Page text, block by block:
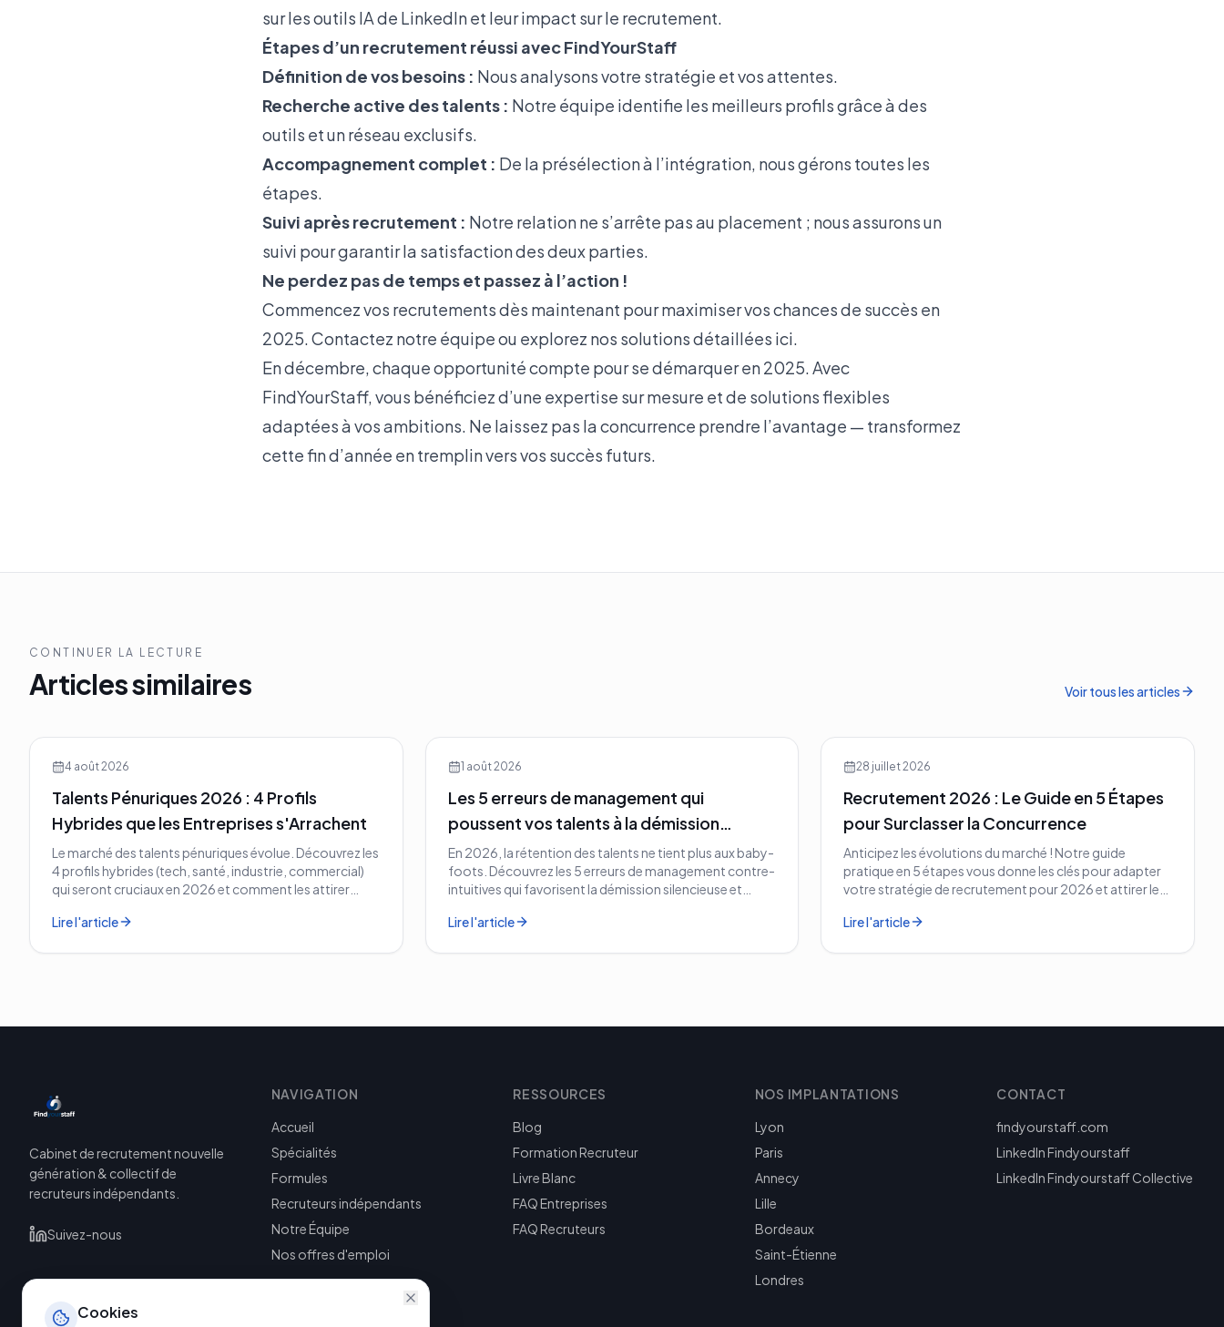
sur les outils IA de LinkedIn et leur impact sur le recrutement.
Étapes d’un recrutement réussi avec FindYourStaff
Définition de vos besoins : Nous analysons votre stratégie et vos attentes.
Recherche active des talents : Notre équipe identifie les meilleurs profils grâce à des
outils et un réseau exclusifs.
Accompagnement complet : De la présélection à l’intégration, nous gérons toutes les
étapes.
Suivi après recrutement : Notre relation ne s’arrête pas au placement ; nous assurons un
suivi pour garantir la satisfaction des deux parties.
Ne perdez pas de temps et passez à l’action !
Commencez vos recrutements dès maintenant pour maximiser vos chances de succès en
2025. Contactez notre équipe ou explorez nos solutions détaillées ici.
En décembre, chaque opportunité compte pour se démarquer en 2025. Avec
FindYourStaff, vous bénéficiez d’une expertise sur mesure et de solutions flexibles
adaptées à vos ambitions. Ne laissez pas la concurrence prendre l’avantage — transformez
cette fin d’année en tremplin vers vos succès futurs.
CONTINUER LA LECTURE
Articles similaires Voir tous les articles
4 août 2026
Talents Pénuriques 2026 : 4 Profils
Hybrides que les Entreprises s'Arrachent
Le marché des talents pénuriques évolue. Découvrez les
4 profils hybrides (tech, santé, industrie, commercial)
qui seront cruciaux en 2026 et comment les attirer
Lire l'article
1 août 2026
Les 5 erreurs de management qui
poussent vos talents à la démission
silencieuse en 2026
En 2026, la rétention des talents ne tient plus aux baby-
foots. Découvrez les 5 erreurs de management contre-
intuitives qui favorisent la démission silencieuse et
Lire l'article
28 juillet 2026
Recrutement 2026 : Le Guide en 5 Étapes
pour Surclasser la Concurrence
Anticipez les évolutions du marché ! Notre guide
pratique en 5 étapes vous donne les clés pour adapter
votre stratégie de recrutement pour 2026 et attirer les
Lire l'article
Cabinet de recrutement nouvelle
génération & collectif de
recruteurs indépendants.
Suivez-nous
NAVIGATION
Accueil
Spécialités
Formules
Recruteurs indépendants
Notre Équipe
Nos offres d'emploi
RESSOURCES
Blog
Formation Recruteur
Livre Blanc
FAQ Entreprises
FAQ Recruteurs
NOS IMPLANTATIONS
Lyon
Paris
Annecy
Lille
Bordeaux
Saint-Étienne
Londres
CONTACT
findyourstaff.com
LinkedIn Findyourstaff
LinkedIn Findyourstaff Collective
Cookies